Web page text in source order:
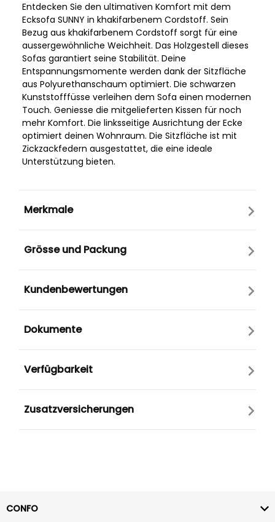
Entdecken Sie den ultimativen Komfort mit dem
Ecksofa SUNNY in khakifarbenem Cordstoff. Sein
Bezug aus khakifarbenem Cordstoff sorgt für eine
aussergewöhnliche Weichheit. Das Holzgestell dieses
Sofas garantiert seine Stabilität. Deine
Entspannungsmomente werden dank der Sitzfläche
aus Polyurethanschaum optimiert. Die schwarzen
Kunststofffüsse verleihen dem Sofa einen modernen
Touch. Geniesse die mitgelieferten Kissen für noch
mehr Komfort. Die linksseitige Ausrichtung der Ecke
optimiert deinen Wohnraum. Die Sitzfläche ist mit
Zickzackfedern ausgestattet, die eine ideale
Unterstützung bieten.
Merkmale
Grösse und Packung
Kundenbewertungen
Dokumente
Verfügbarkeit
Zusatzversicherungen
CONFO